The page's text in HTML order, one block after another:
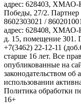
адрес: 628403, ХМАО-
Победы, 27/2.
8602303021 /
адрес: 628408, ХМАО-
д. 15, помещение 301.
+7(3462) 22-12-11
старше 16 лет. Все
опубликованные на
законодательством
использовании
Политика обработки
16+